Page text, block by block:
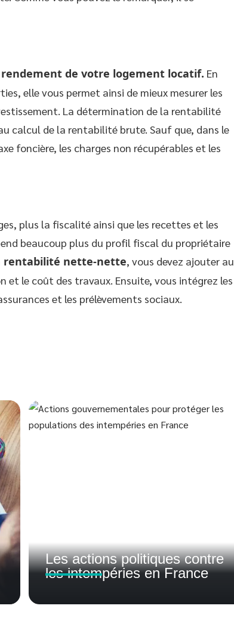
rendement de votre logement locatif. En
elle vous permet ainsi de mieux mesurer les
La détermination de la rentabilité
calcul de la rentabilité brute. Sauf que, dans le
foncière, les charges non récupérables et les
plus la fiscalité ainsi que les recettes et les
beaucoup plus du profil fiscal du propriétaire
rentabilité nette-nette, vous devez ajouter au
le coût des travaux. Ensuite, vous intégrez les
et les prélèvements sociaux.
Les actions politiques contre
les intempéries en France